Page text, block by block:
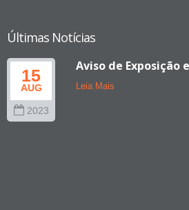
Últimas Notícias
15
AUG
2023
Aviso de Exposição
Leia Mais